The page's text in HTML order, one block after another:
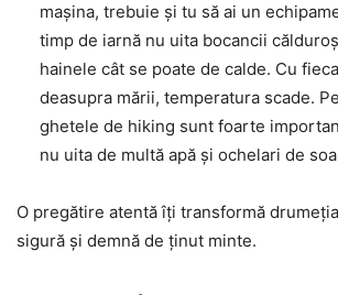
mașina, trebuie și tu să ai un
timp de iarnă nu uita bocancii
hainele cât se poate de calde. Cu
deasupra mării, temperatura scade.
ghetele de hiking sunt foarte
nu uita de multă apă și ochelari de
O pregătire atentă îți transformă
sigură și demnă de ținut minte.